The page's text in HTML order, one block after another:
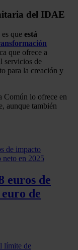
del IDAE
que está
que ofrece a
servicios de
para la creación y
Común lo ofrece en
aunque también
euros de
de